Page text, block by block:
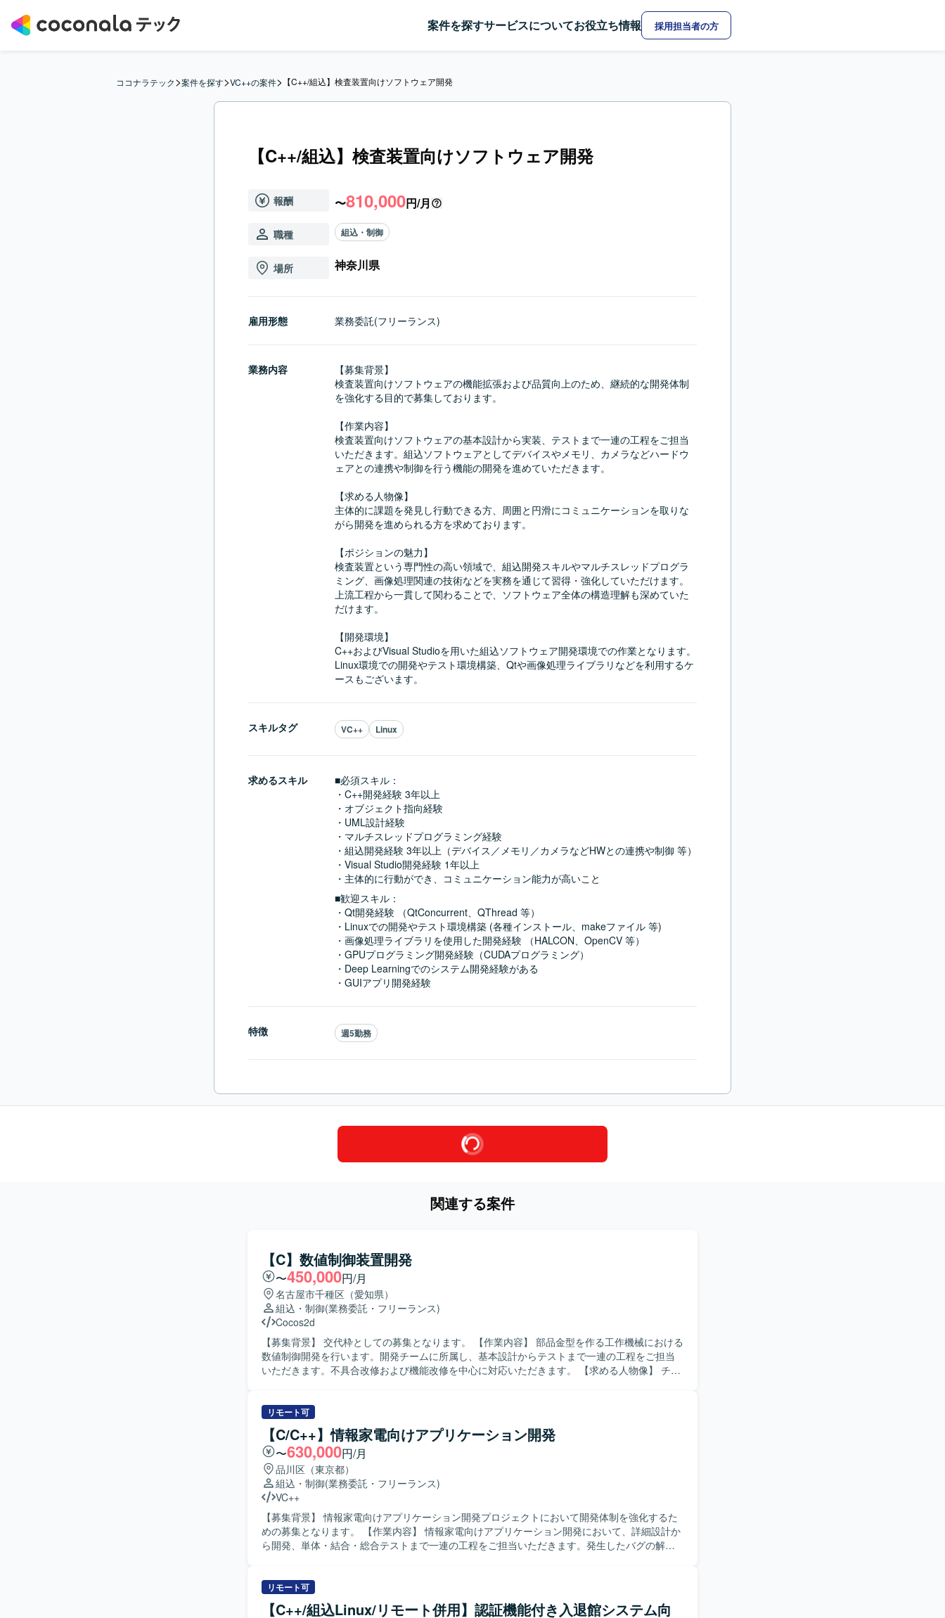
案件を探すサービスについてお役立ち情報 採用担当者の方
ココナラテック>案件を探す>VC++の案件> 【C++/組込】検査装置向けソフトウェア開発
【C++/組込】検査装置向けソフトウェア開発
報酬 〜810,000円/月
職種 組込・制御
場所 神奈川県
雇用形態 業務委託(フリーランス)
業務内容
【募集背景】
検査装置向けソフトウェアの機能拡張および品質向上のため、継続的な開発体制
を強化する目的で募集しております。
【作業内容】
検査装置向けソフトウェアの基本設計から実装、テストまで一連の工程をご担当
いただきます。組込ソフトウェアとしてデバイスやメモリ、カメラなどハードウ
ェアとの連携や制御を行う機能の開発を進めていただきます。
【求める人物像】
主体的に課題を発見し行動できる方、周囲と円滑にコミュニケーションを取りな
がら開発を進められる方を求めております。
【ポジションの魅力】
検査装置という専門性の高い領域で、組込開発スキルやマルチスレッドプログラ
ミング、画像処理関連の技術などを実務を通じて習得・強化していただけます。
上流工程から一貫して関わることで、ソフトウェア全体の構造理解も深めていた
だけます。
【開発環境】
C++およびVisual Studioを用いた組込ソフトウェア開発環境での作業となります。
Linux環境での開発やテスト環境構築、Qtや画像処理ライブラリなどを利用するケ
ースもございます。
スキルタグ VC++ Linux
求めるスキル
■必須スキル：
・C++開発経験 3年以上
・オブジェクト指向経験
・UML設計経験
・マルチスレッドプログラミング経験
・組込開発経験 3年以上（デバイス／メモリ／カメラなどHWとの連携や制御 等）
・Visual Studio開発経験 1年以上
・主体的に行動ができ、コミュニケーション能力が高いこと
■歓迎スキル：
・Qt開発経験 （QtConcurrent、QThread 等）
・Linuxでの開発やテスト環境構築 (各種インストール、makeファイル 等)
・画像処理ライブラリを使用した開発経験 （HALCON、OpenCV 等）
・GPUプログラミング開発経験（CUDAプログラミング）
・Deep Learningでのシステム開発経験がある
・GUIアプリ開発経験
特徴 週5勤務
関連する案件
【C】数値制御装置開発
〜450,000円/月
名古屋市千種区（愛知県）
組込・制御(業務委託・フリーランス)
Cocos2d
【募集背景】 交代枠としての募集となります。 【作業内容】 部品金型を作る工作機械における
数値制御開発を行います。開発チームに所属し、基本設計からテストまで一連の工程をご担当
いただきます。不具合改修および機能改修を中心に対応いただきます。 【求める人物像】 チー
いう専門性の高い領域で、設計からテストまで一貫して携わることができるため、組込分野で
のスキルを着実に高めていくことができます。 【開発環境】 C言語を用いた数値制御装置向け
開発環境での作業となります。
リモート可
【C/C++】情報家電向けアプリケーション開発
〜630,000円/月
品川区（東京都）
組込・制御(業務委託・フリーランス)
VC++
【募集背景】 情報家電向けアプリケーション開発プロジェクトにおいて開発体制を強化するた
めの募集となります。 【作業内容】 情報家電向けアプリケーション開発において、詳細設計か
ら開発、単体・結合・総合テストまで一連の工程をご担当いただきます。発生したバグの解析
取り組んでいただける方が望ましいです。 【ポジションの魅力】 情報家電向けのプロダクト開
発に携わることで、ユーザーに近い領域での開発経験を積むことができます。C/C++を用いた開
発スキルに加え、リアルタイム通信やAudio処理などの知識を身に付ける機会があります。 【開
リモート可
【C++/組込Linux/リモート併用】認証機能付き入退館システム向